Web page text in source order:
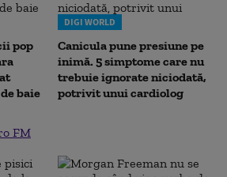
pop
baie
FM
DIGI WORLD
Canicula pune presiune pe
inimă. 5 simptome care nu
trebuie ignorate niciodată,
potrivit unui cardiolog